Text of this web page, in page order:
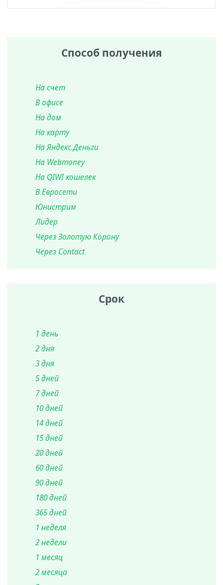
Способ получения
На счет
В офисе
На дом
На карту
На Яндекс.Деньги
На Webmoney
На QIWI кошелек
В Евросети
Юнистрим
Лидер
Через Золотую Корону
Через Contact
Срок
1 день
2 дня
3 дня
5 дней
7 дней
10 дней
14 дней
15 дней
20 дней
60 дней
90 дней
180 дней
365 дней
1 неделя
2 недели
1 месяц
2 месяца